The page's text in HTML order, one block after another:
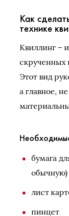
Как
технике
Квиллинг –
скрученных
Этот вид
а главное,
бумага
обычную)
лист
пинцет